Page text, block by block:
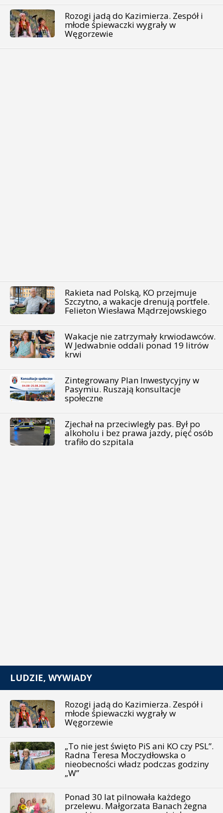
Rozogi jadą do Kazimierza. Zespół i
młode śpiewaczki wygrały w
Węgorzewie
Rakieta nad Polską, KO przejmuje
Szczytno, a wakacje drenują portfele.
Felieton Wiesława Mądrzejowskiego
Wakacje nie zatrzymały krwiodawców.
W Jedwabnie oddali ponad 19 litrów
krwi
Zintegrowany Plan Inwestycyjny w
Pasymiu. Ruszają konsultacje
społeczne
Zjechał na przeciwległy pas. Był po
alkoholu i bez prawa jazdy, pięć osób
trafiło do szpitala
LUDZIE, WYWIADY
Rozogi jadą do Kazimierza. Zespół i
młode śpiewaczki wygrały w
Węgorzewie
„To nie jest święto PiS ani KO czy PSL”.
Radna Teresa Moczydłowska o
nieobecności władz podczas godziny
„W”
Ponad 30 lat pilnowała każdego
przelewu. Małgorzata Banach żegna